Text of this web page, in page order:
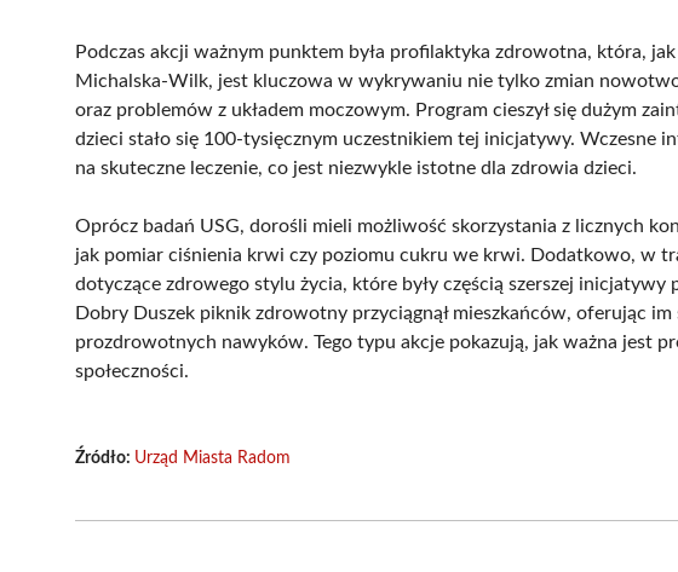
Podczas akcji ważnym punktem była profilaktyka zdrowotna, która,
Michalska-Wilk, jest kluczowa w wykrywaniu nie tylko zmian
oraz problemów z układem moczowym. Program cieszył się dużym
dzieci stało się 100-tysięcznym uczestnikiem tej inicjatywy. Wczesne
na skuteczne leczenie, co jest niezwykle istotne dla zdrowia dzieci.
Oprócz badań USG, dorośli mieli możliwość skorzystania z licznych
jak pomiar ciśnienia krwi czy poziomu cukru we krwi. Dodatkowo, w
dotyczące zdrowego stylu życia, które były częścią szerszej
Dobry Duszek piknik zdrowotny przyciągnął mieszkańców, oferując
prozdrowotnych nawyków. Tego typu akcje pokazują, jak ważna jest
społeczności.
Źródło: Urząd Miasta Radom